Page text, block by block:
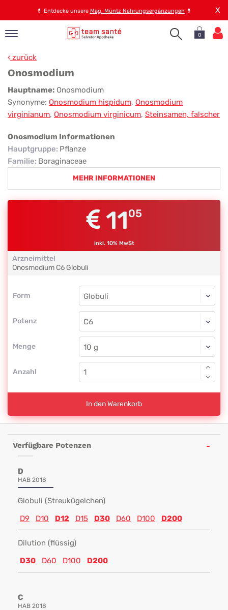
💊 Entdecke unsere Mag. Müntz Nahrungsergänzungen 💊 X
0
zurück
Onosmodium
Onosmodium
Hauptname: Onosmodium
Synonyme: Onosmodium hispidum, Onosmodium
virginianum, Onosmodium virginicum, Steinsamen, falscher
Onosmodium Informationen
Hauptgruppe: Pflanze
Familie: Boraginaceae
MEHR INFORMATIONEN
1105
inkl. 10% MwSt
Arzneimittel
Onosmodium C6 Globuli
Form
Form
Potenz
Globuli
C6
Menge
Globuli
Anzahl
In den Warenkorb
Verfügbare Potenzen
D
HAB 2018
Globuli (Streukügelchen)
D9
D10 D12 D15 D30 D60 D100 D200
Dilution (flüssig)
D30
D60 D100 D200
C
HAB 2018